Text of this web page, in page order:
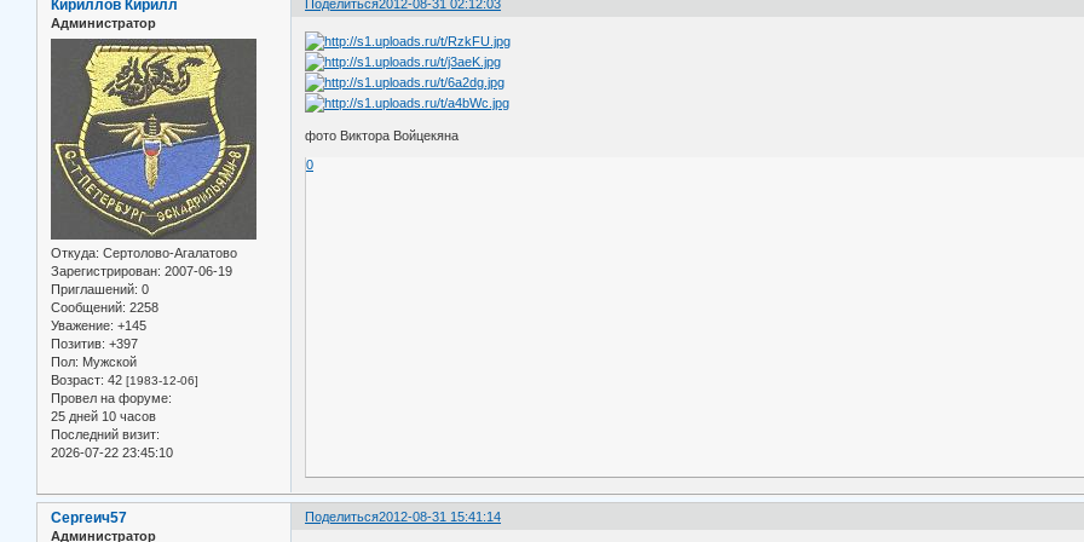
Поделиться2012-08-31 02:12:03
Кириллов Кирилл
Администратор
Откуда: Сертолово-Агалатово
Зарегистрирован: 2007-06-19
Приглашений: 0
Сообщений: 2258
Уважение: +145
Позитив: +397
Пол: Мужской
Возраст: 42 [1983-12-06]
Провел на форуме:
25 дней 10 часов
Последний визит:
2026-07-22 23:45:10
фото Виктора Войцекяна
0
Поделиться2012-08-31 15:41:14
Сергеич57
Администратор